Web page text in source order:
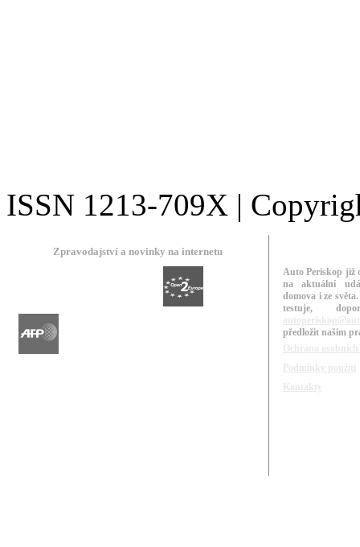
ISSN 1213-709X |
Zpravodajství a novinky na internetu
Auto Periskop již
na aktuální
domova i ze
testuje,
předložit našim